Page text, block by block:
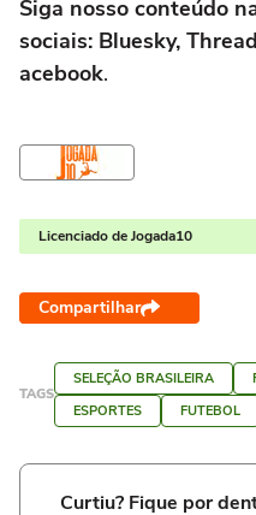
Siga nosso conteúdo
sociais: Bluesky,
acebook.
Licenciado de Jogada10
Compartilhar
TAGS
SELEÇÃO BRASILEIRA
ESPORTES
FUTEBOL
Curtiu? Fique por